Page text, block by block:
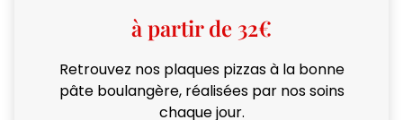
à partir de 32€
Retrouvez nos plaques pizzas à la bonne
pâte boulangère, réalisées par nos soins
chaque jour.